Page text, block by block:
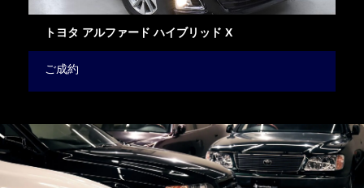
ニッサン リーフ NISMO
ご成約